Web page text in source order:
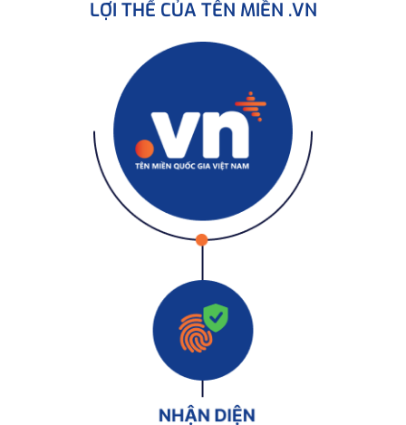
LỢI THẾ CỦA TÊN MIỀN .VN